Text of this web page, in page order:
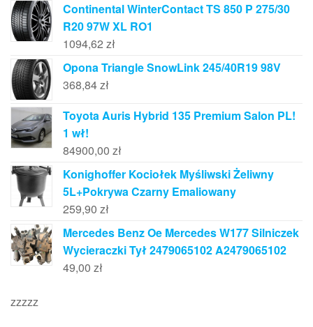
Continental WinterContact TS 850 P 275/30
R20 97W XL RO1
1094,62 zł
Opona Triangle SnowLink 245/40R19 98V
368,84zł
Toyota Auris Hybrid 135 Premium Salon PL!
1 wł!
84900,00 zł
Konighoffer Kociołek Myśliwski Żeliwny
5L+Pokrywa Czarny Emaliowany
259,90 zł
Mercedes Benz Oe Mercedes W177 Silniczek
Wycieraczki Tył 2479065102 A2479065102
49,00 zł
zzzzz